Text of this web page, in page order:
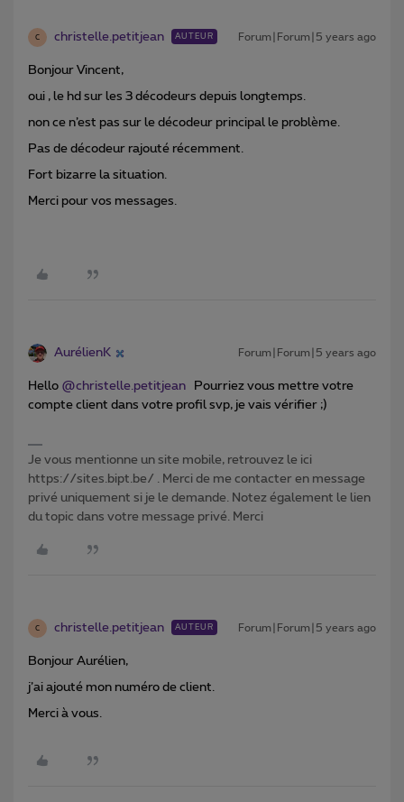
C christelle.petitjean AUTEUR Forum|Forum|5 years ago
Bonjour Vincent,
oui , le hd sur les 3 décodeurs depuis longtemps.
non ce n’est pas sur le décodeur principal le problème.
Pas de décodeur rajouté récemment.
Fort bizarre la situation.
Merci pour vos messages.
AurélienK Forum|Forum|5 years ago
Hello @christelle.petitjean Pourriez vous mettre votre
compte client dans votre profil svp, je vais vérifier ;)
Je vous mentionne un site mobile, retrouvez le ici
https://sites.bipt.be/ . Merci de me contacter en message
privé uniquement si je le demande. Notez également le lien
du topic dans votre message privé. Merci
C christelle.petitjean AUTEUR Forum|Forum|5 years ago
Bonjour Aurélien,
j’ai ajouté mon numéro de client.
Merci à vous.